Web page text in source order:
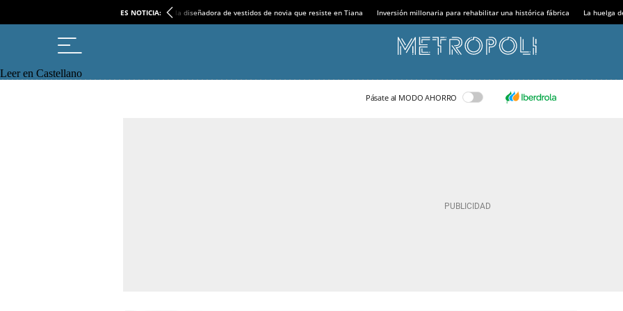
ES NOTICIA: la diseñadora de vestidos de novia que resiste en Tiana Inversión millonaria para rehabilitar una histórica fábrica La huelga
Leer en Castellano
Pásate al MODO AHORRO